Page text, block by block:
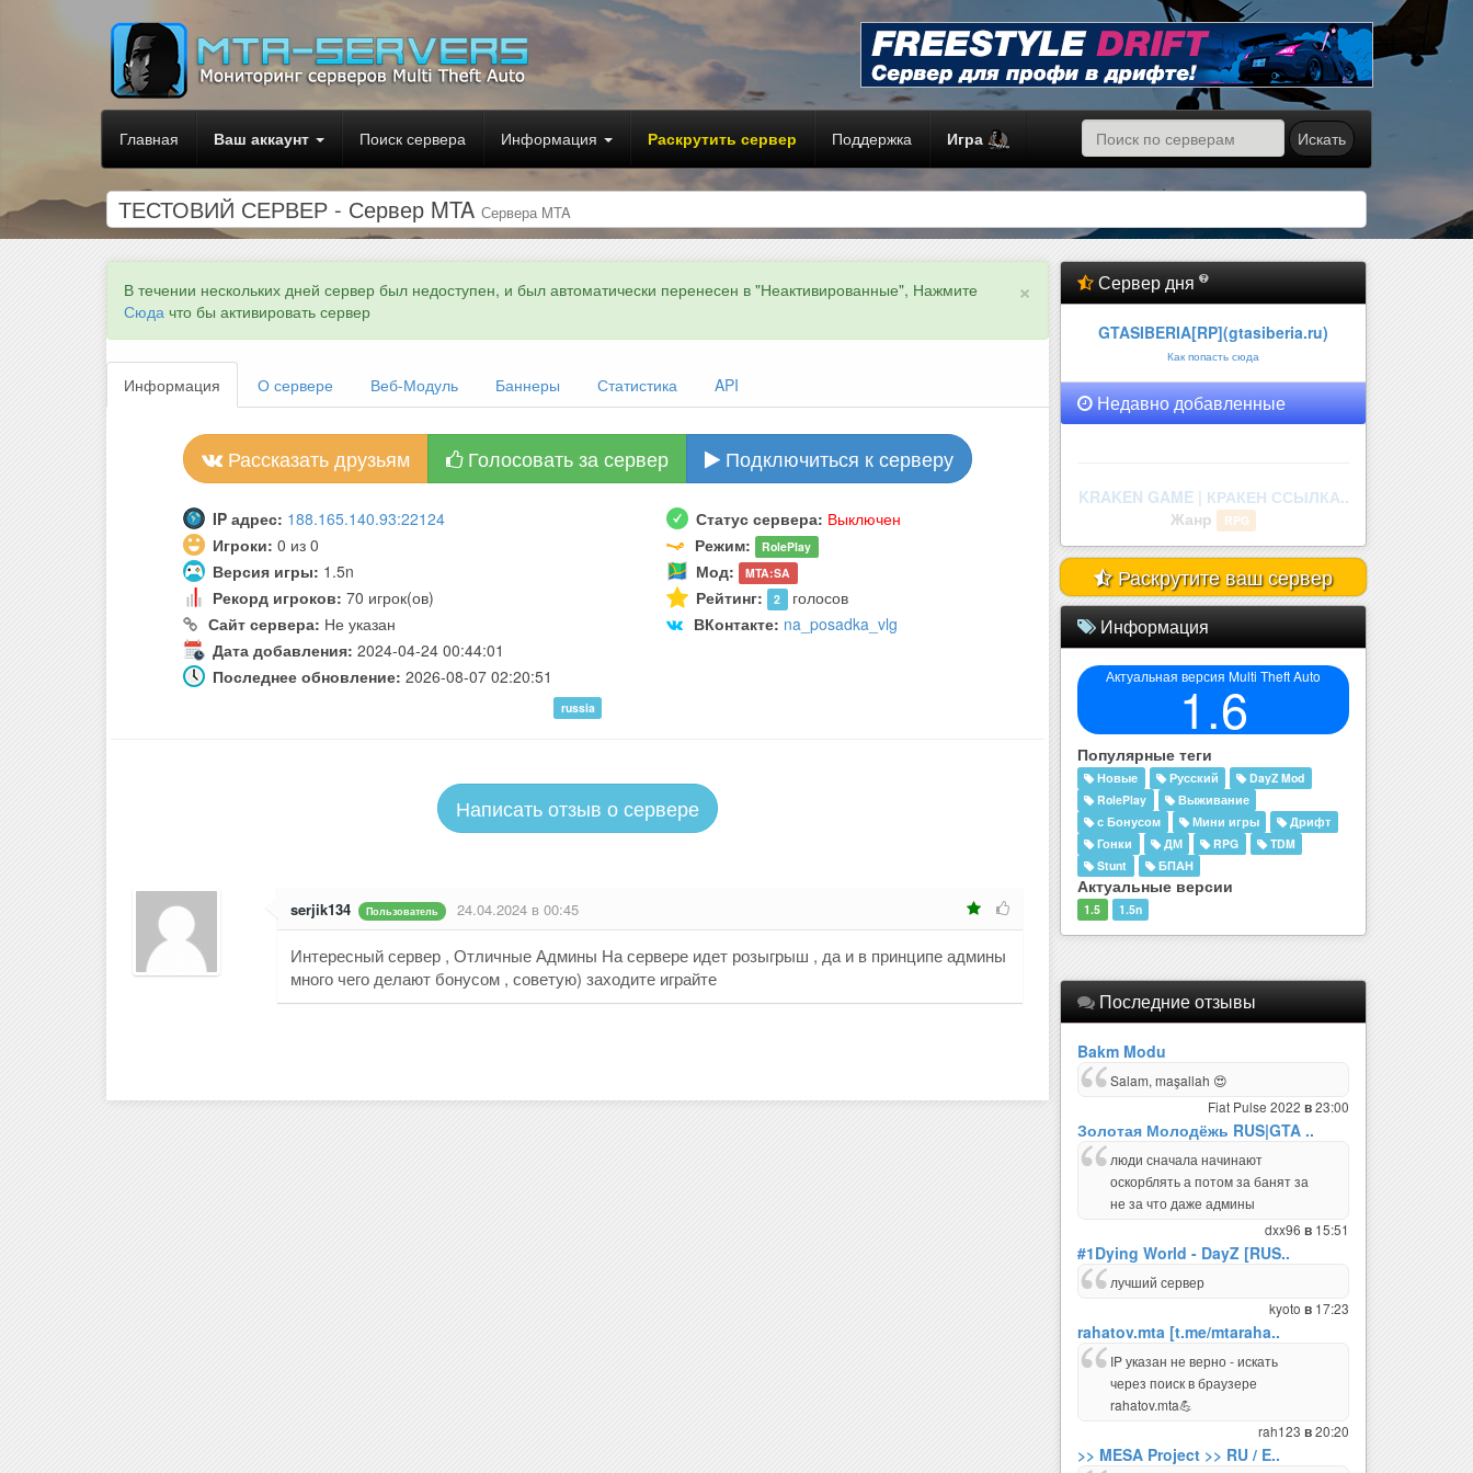
Главная Ваш аккаунт Поиск сервера Информация Раскрутить сервер Поддержка Игра Искать
ТЕСТОВИЙ СЕРВЕР - Сервер MTA Сервера MTA
×
В течении нескольких дней сервер был недоступен, и был автоматически перенесен в "Неактивированные", Нажмите
Сюда что бы активировать сервер
Информация О сервере Веб-Модуль Баннеры Статистика API
Рассказать друзьям Голосовать за сервер Подключиться к серверу
IP адрес: 188.165.140.93:22124 Статус сервера: Выключен
Игроки: 0 из 0 Режим: RolePlay
Версия игры: 1.5n Мод: MTA:SA
Рекорд игроков: 70 игрок(ов) Рейтинг: 2 голосов
Сайт сервера: Не указан ВКонтакте: na_posadka_vlg
Дата добавления: 2024-04-24 00:44:01
Последнее обновление: 2026-08-07 02:20:51
russia
Написать отзыв о сервере
serjik134 Пользователь 24.04.2024 в 00:45
Интересный сервер , Отличные Админы На сервере идет розыгрыш , да и в принципе админы
много чего делают бонусом , советую) заходите играйте
Сервер дня
GTASIBERIA[RP](gtasiberia.ru)
Как попасть сюда
Недавно добавленные
legenda mta.
Жанр
RolePlay
Раскрутите ваш сервер
Информация
Актуальная версия Multi Theft Auto
1.6
Популярные теги
Новые Русский
DayZ Mod
RolePlay
Выживание
с Бонусом
Мини игры
Дрифт
Гонки
ДМ RPG
TDM
Stunt
БПАН
Актуальные версии
1.5 1.5n
Последние отзывы
Bakm Modu
Salam, maşallah 😍
Fiat Pulse 2022 в23:00
Золотая Молодёжь RUS|GTA ..
люди сначала начинают
оскорблять а потом за банят за
не за что даже админы
dxx96 в 15:51
#1Dying World - DayZ [RUS..
лучший сервер
kyoto в 17:23
rahatov.mta [t.me/mtaraha..
IP указан не верно - искать
через поиск в браузере
rahatov.mta💪
rah123 в20:20
>> MESA Project >> RU / E..